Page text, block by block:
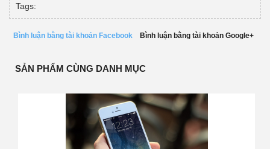
Tags:
Bình luận bằng tài khoản Facebook Bình luận bằng tài khoản Google+
SẢN PHẨM CÙNG DANH MỤC